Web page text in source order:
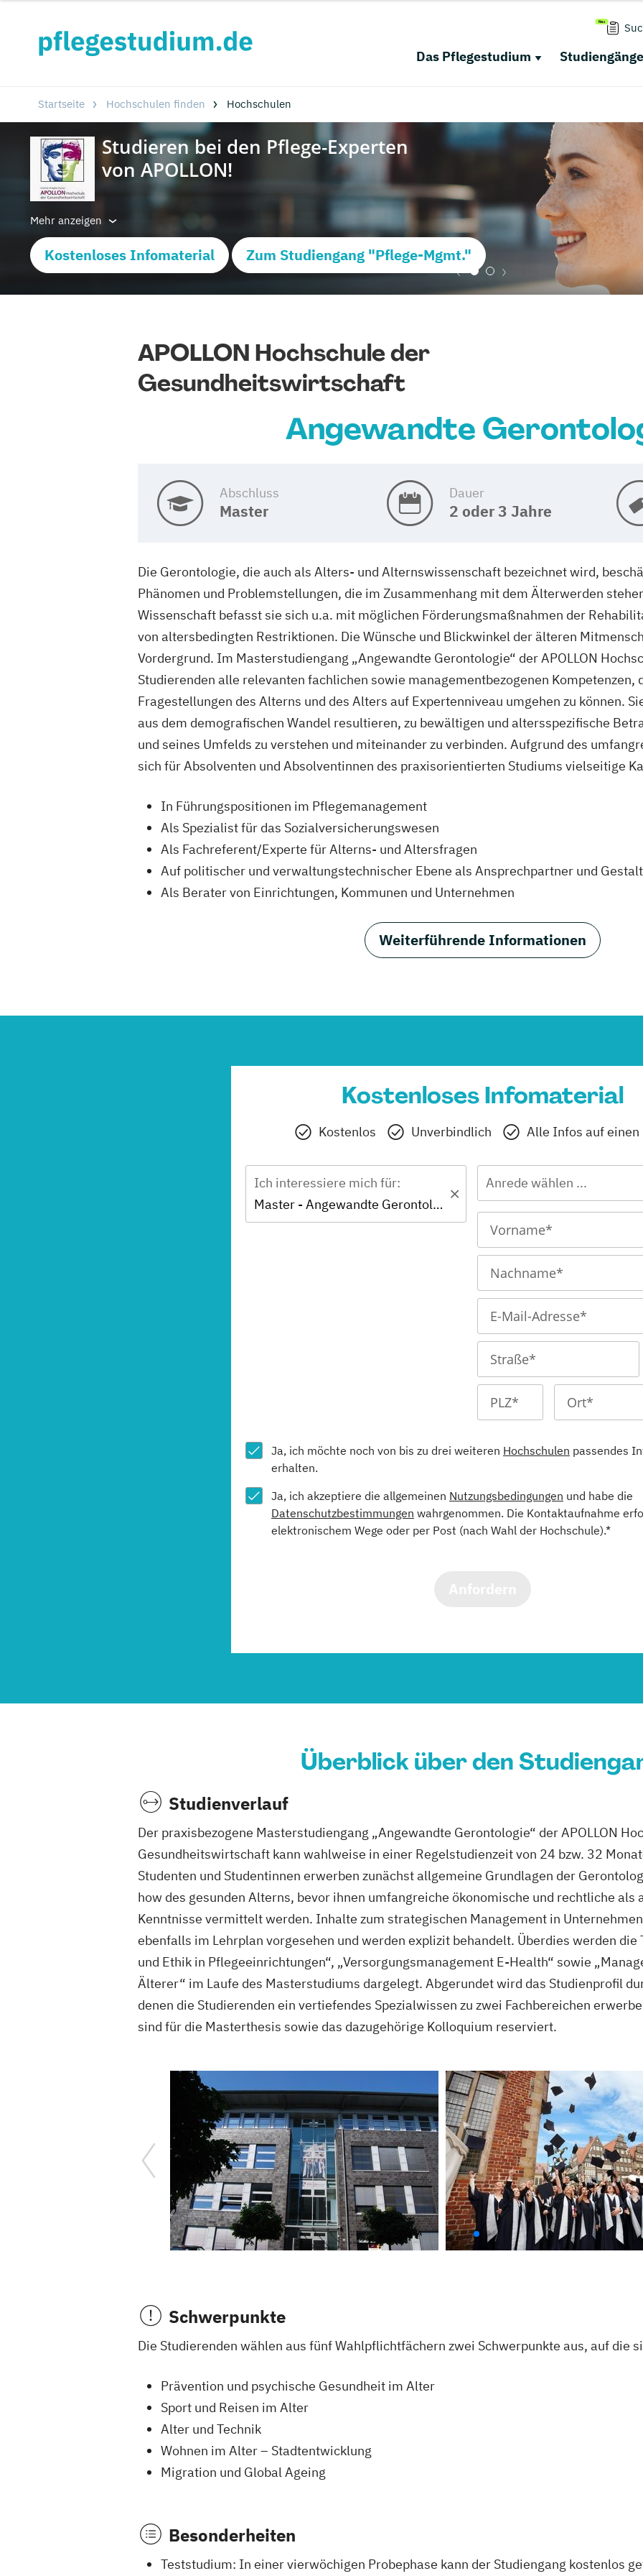
Das Pflegestudium Studiengänge
Startseite Hochschulen finden Hochschulen
Mehr anzeigen
Kostenloses Infomaterial Zum Studiengang "Pflege-Mgmt."
APOLLON Hochschule der
Gesundheitswirtschaft
Angewandte
Abschluss
Master
Dauer
2 oder 3 Jahre
Die Gerontologie, die auch als Alters- und Alternswissenschaft bezeichnet wird,
Phänomen und Problemstellungen, die im Zusammenhang mit dem Älterwerden
Wissenschaft befasst sie sich u.a. mit möglichen Förderungsmaßnahmen der
von altersbedingten Restriktionen. Die Wünsche und Blickwinkel der älteren
Vordergrund. Im Masterstudiengang „Angewandte Gerontologie“ der APOLLON
Studierenden alle relevanten fachlichen sowie managementbezogenen Kompetenzen,
Fragestellungen des Alterns und des Alters auf Expertenniveau umgehen zu können.
aus dem demografischen Wandel resultieren, zu bewältigen und altersspezifische
und seines Umfelds zu verstehen und miteinander zu verbinden. Aufgrund des
sich für Absolventen und Absolventinnen des praxisorientierten Studiums vielseitige
In Führungspositionen im Pflegemanagement
Als Spezialist für das Sozialversicherungswesen
Als Fachreferent/Experte für Alterns- und Altersfragen
Auf politischer und verwaltungstechnischer Ebene als Ansprechpartner und
Als Berater von Einrichtungen, Kommunen und Unternehmen
Weiterführende Informationen
Kostenloses Infomaterial
Kostenlos Unverbindlich Alle Infos auf einen
Ich interessiere mich für:
Master - Angewandte Gerontologie
Anrede wählen ...
Ja, ich möchte noch von bis zu drei weiteren Hochschulen passendes
erhalten.
Ja, ich akzeptiere die allgemeinen Nutzungsbedingungen und habe die
Datenschutzbestimmungen wahrgenommen. Die Kontaktaufnahme
elektronischem Wege oder per Post (nach Wahl der Hochschule).*
Überblick über den
Studienverlauf
Der praxisbezogene Masterstudiengang „Angewandte Gerontologie“ der APOLLON
Gesundheitswirtschaft kann wahlweise in einer Regelstudienzeit von 24 bzw. 32
Studenten und Studentinnen erwerben zunächst allgemeine Grundlagen der
how des gesunden Alterns, bevor ihnen umfangreiche ökonomische und rechtliche als
Kenntnisse vermittelt werden. Inhalte zum strategischen Management in
ebenfalls im Lehrplan vorgesehen und werden explizit behandelt. Überdies werden
und Ethik in Pflegeeinrichtungen“, „Versorgungsmanagement E-Health“ sowie
Älterer“ im Laufe des Masterstudiums dargelegt. Abgerundet wird das Studienprofil
denen die Studierenden ein vertiefendes Spezialwissen zu zwei Fachbereichen
sind für die Masterthesis sowie das dazugehörige Kolloquium reserviert.
Schwerpunkte
Die Studierenden wählen aus fünf Wahlpflichtfächern zwei Schwerpunkte aus, auf die
Prävention und psychische Gesundheit im Alter
Sport und Reisen im Alter
Alter und Technik
Wohnen im Alter – Stadtentwicklung
Migration und Global Ageing
Besonderheiten
Teststudium: In einer vierwöchigen Probephase kann der Studiengang kostenlos